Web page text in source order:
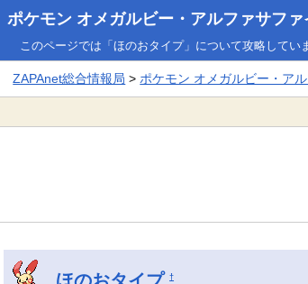
ポケモン オメガルビー・アルファサフ
このページでは「ほのおタイプ」について攻略してい
ZAPAnet総合情報局 >ポケモン オメガルビー・ア
†